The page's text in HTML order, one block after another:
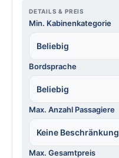
DETAILS & PREIS
Min. Kabinenkategorie
Beliebig
Bordsprache
Beliebig
Max. Anzahl Passagiere
Keine Beschränkung
Max. Gesamtpreis